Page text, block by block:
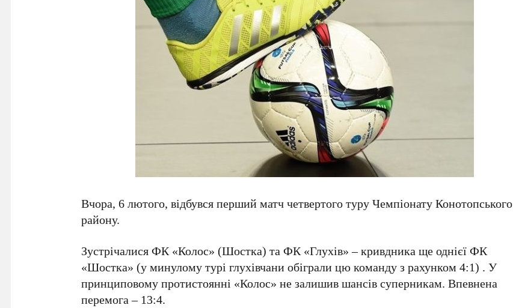
Вчора, 6 лютого, відбувся перший матч четвертого туру Чемпіонату Конотопського
району.
Зустрічалися ФК «Колос» (Шостка) та ФК «Глухів» – кривдника ще однієї ФК
«Шостка» (у минулому турі глухівчани обіграли цю команду з рахунком 4:1) . У
принциповому протистоянні «Колос» не залишив шансів суперникам. Впевнена
перемога – 13:4.